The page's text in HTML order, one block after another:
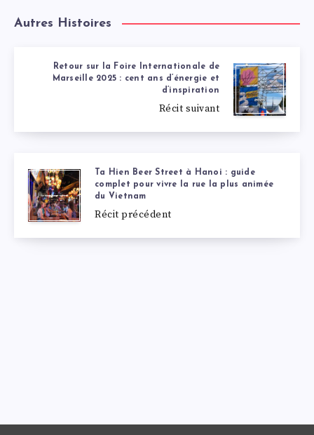
Autres Histoires
Retour sur la Foire Internationale de
Marseille 2025 : cent ans d’énergie et
d’inspiration
Récit suivant
Ta Hien Beer Street à Hanoi : guide
complet pour vivre la rue la plus animée
du Vietnam
Récit précédent